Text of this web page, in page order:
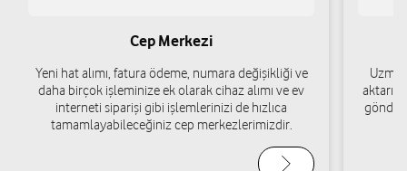
Pervin Saraçoğlu
Çaybaşı Mah. Cebesoy Cad. No:9/c Muratpaşa/Antalya
Cep Merkezi
Yeni hat alımı, fatura ödeme, numara değişikliği ve
daha birçok işleminize ek olarak cihaz alımı ve ev
interneti siparişi gibi işlemlerinizi de hızlıca
tamamlayabileceğiniz cep merkezlerimizdir.